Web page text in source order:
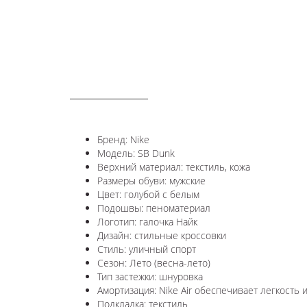
Бренд: Nike
Модель: SB Dunk
Верхний материал: текстиль, кожа
Размеры обуви: мужские
Цвет: голубой с белым
Подошвы: пеноматериал
Логотип: галочка Найк
Дизайн: стильные кроссовки
Стиль: уличный спорт
Сезон: Лето (весна-лето)
Тип застежки: шнуровка
Амортизация: Nike Air обеспечивает легкость
Подкладка: текстиль